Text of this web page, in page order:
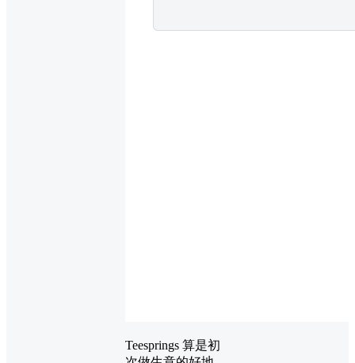
Teesprings 算是初